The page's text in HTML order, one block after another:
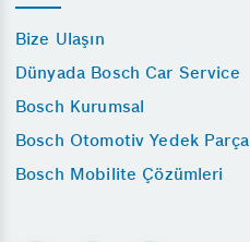
Bize Ulaşın
Dünyada Bosch Car Service
Bosch Kurumsal
Bosch Otomotiv Yedek Parça
Bosch Mobilite Çözümleri